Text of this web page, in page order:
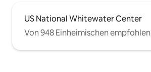
US National Whitewater Center
Von 948 Einheimischen empfohlen